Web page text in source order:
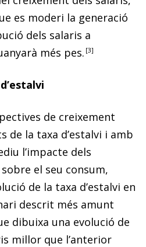
es moderi la generació
dels salaris a
més pes. 3
de creixement
de la taxa d’estalvi i amb
l’impacte dels
el seu consum,
de la taxa d’estalvi en
descrit més amunt
dibuixa una evolució de
millor que l’anterior